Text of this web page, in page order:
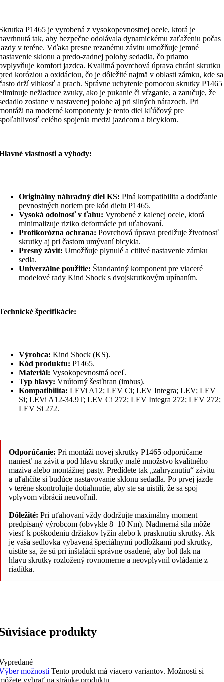
P1465 je vyrobená z vysokopevnostnej ocele, ktorá je
tak, aby bezpečne odolávala dynamickému zaťaženiu počas
v teréne. Vďaka presne rezanému závitu umožňuje jemné
sklonu a predo-zadnej polohy sedadla, čo priamo
komfort jazdca. Kvalitná povrchová úprava chráni skrutku
koróziou a oxidáciou, čo je dôležité najmä v oblasti zámku, kde sa
drží vlhkosť a prach. Správne uchytenie pomocou skrutky P1465
nežiaduce zvuky, ako je pukanie či vŕzganie, a zaručuje, že
zostane v nastavenej polohe aj pri silných nárazoch. Pri
na moderné komponenty je tento diel kľúčový pre
celého spojenia medzi jazdcom a bicyklom.
vlastnosti a výhody:
Originálny náhradný diel KS: Plná kompatibilita a dodržanie
pevnostných noriem pre kód dielu P1465.
Vysoká odolnosť v ťahu: Vyrobené z kalenej ocele, ktorá
minimalizuje riziko deformácie pri uťahovaní.
Protikorózna ochrana: Povrchová úprava predlžuje životnosť
skrutky aj pri častom umývaní bicykla.
Presný závit: Umožňuje plynulé a citlivé nastavenie zámku
sedla.
Univerzálne použitie: Štandardný komponent pre viaceré
modelové rady Kind Shock s dvojskrutkovým upínaním.
špecifikácie:
Výrobca: Kind Shock (KS).
Kód produktu: P1465.
Materiál: Vysokopevnostná oceľ.
Typ hlavy: Vnútorný šesťhran (imbus).
Kompatibilita: LEVi A12; LEV Ci; LEV Integra; LEV; LEV
Si; LEVi A12-34.9T; LEV Ci 272; LEV Integra 272; LEV 272;
LEV Si 272.
Odporúčanie: Pri montáži novej skrutky P1465 odporúčame
naniesť na závit a pod hlavu skrutky malé množstvo kvalitného
maziva alebo montážnej pasty. Predídete tak „zahryznutiu“ závitu
a uľahčíte si budúce nastavovanie sklonu sedadla. Po prvej jazde
v teréne skontrolujte dotiahnutie, aby ste sa uistili, že sa spoj
vplyvom vibrácií neuvoľnil.
Dôležité: Pri uťahovaní vždy dodržujte maximálny moment
predpísaný výrobcom (obvykle 8–10 Nm). Nadmerná sila môže
viesť k poškodeniu držiakov lyžín alebo k prasknutiu skrutky. Ak
je vaša sedlovka vybavená špeciálnymi podložkami pod skrutky,
uistite sa, že sú pri inštalácii správne osadené, aby bol tlak na
hlavu skrutky rozložený rovnomerne a neovplyvnil ovládanie z
riadítka.
produkty
možností Tento produkt má viacero variantov. Možnosti si
vybrať na stránke produktu.